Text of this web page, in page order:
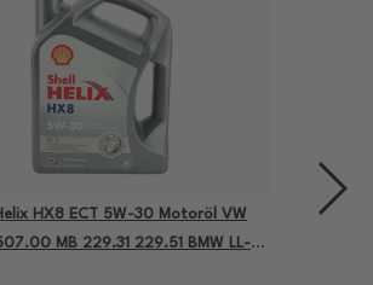
HX8 ECT 5W-30 Motoröl VW
MB 229.31 229.51 BMW LL-04